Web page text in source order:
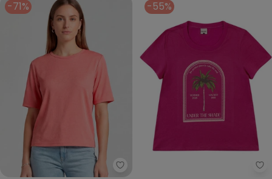
-71%
Infinita Cor - Blusa Feminina
-55%